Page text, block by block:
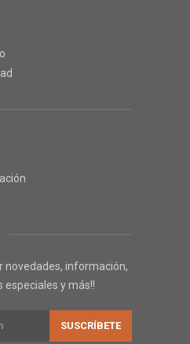
novedades, información,
y más!!